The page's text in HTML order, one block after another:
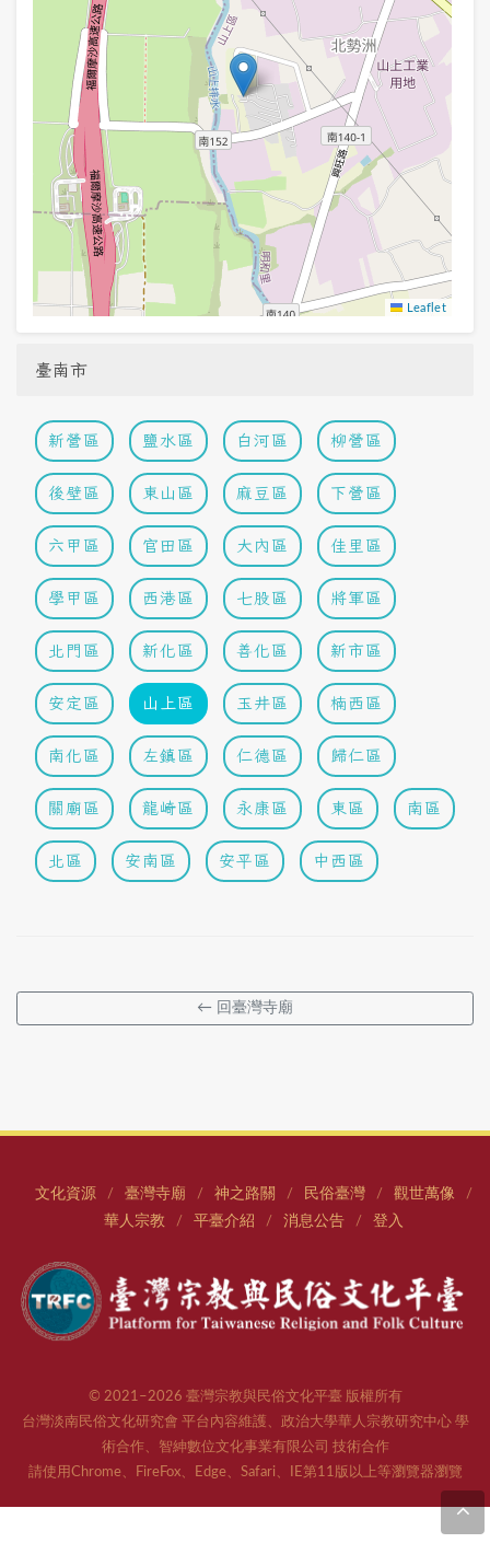
Leaflet
臺南市
新營區 鹽水區 白河區 柳營區
後壁區 東山區 麻豆區 下營區
六甲區 官田區 大內區 佳里區
學甲區 西港區 七股區 將軍區
北門區 新化區 善化區 新市區
安定區 山上區 玉井區 楠西區
南化區 左鎮區 仁德區 歸仁區
關廟區 龍崎區 永康區 東區 南區
北區 安南區 安平區 中西區
← 回臺灣寺廟
文化資源 / 臺灣寺廟 / 神之路關 / 民俗臺灣 / 觀世萬像 /
華人宗教 / 平臺介紹 / 消息公告 / 登入
© 2021–2026 臺灣宗教與民俗文化平臺 版權所有
台灣淡南民俗文化研究會 平台內容維護、政治大學華人宗教研究中心 學
術合作、智紳數位文化事業有限公司 技術合作
請使用Chrome、FireFox、Edge、Safari、IE第11版以上等瀏覽器瀏覽